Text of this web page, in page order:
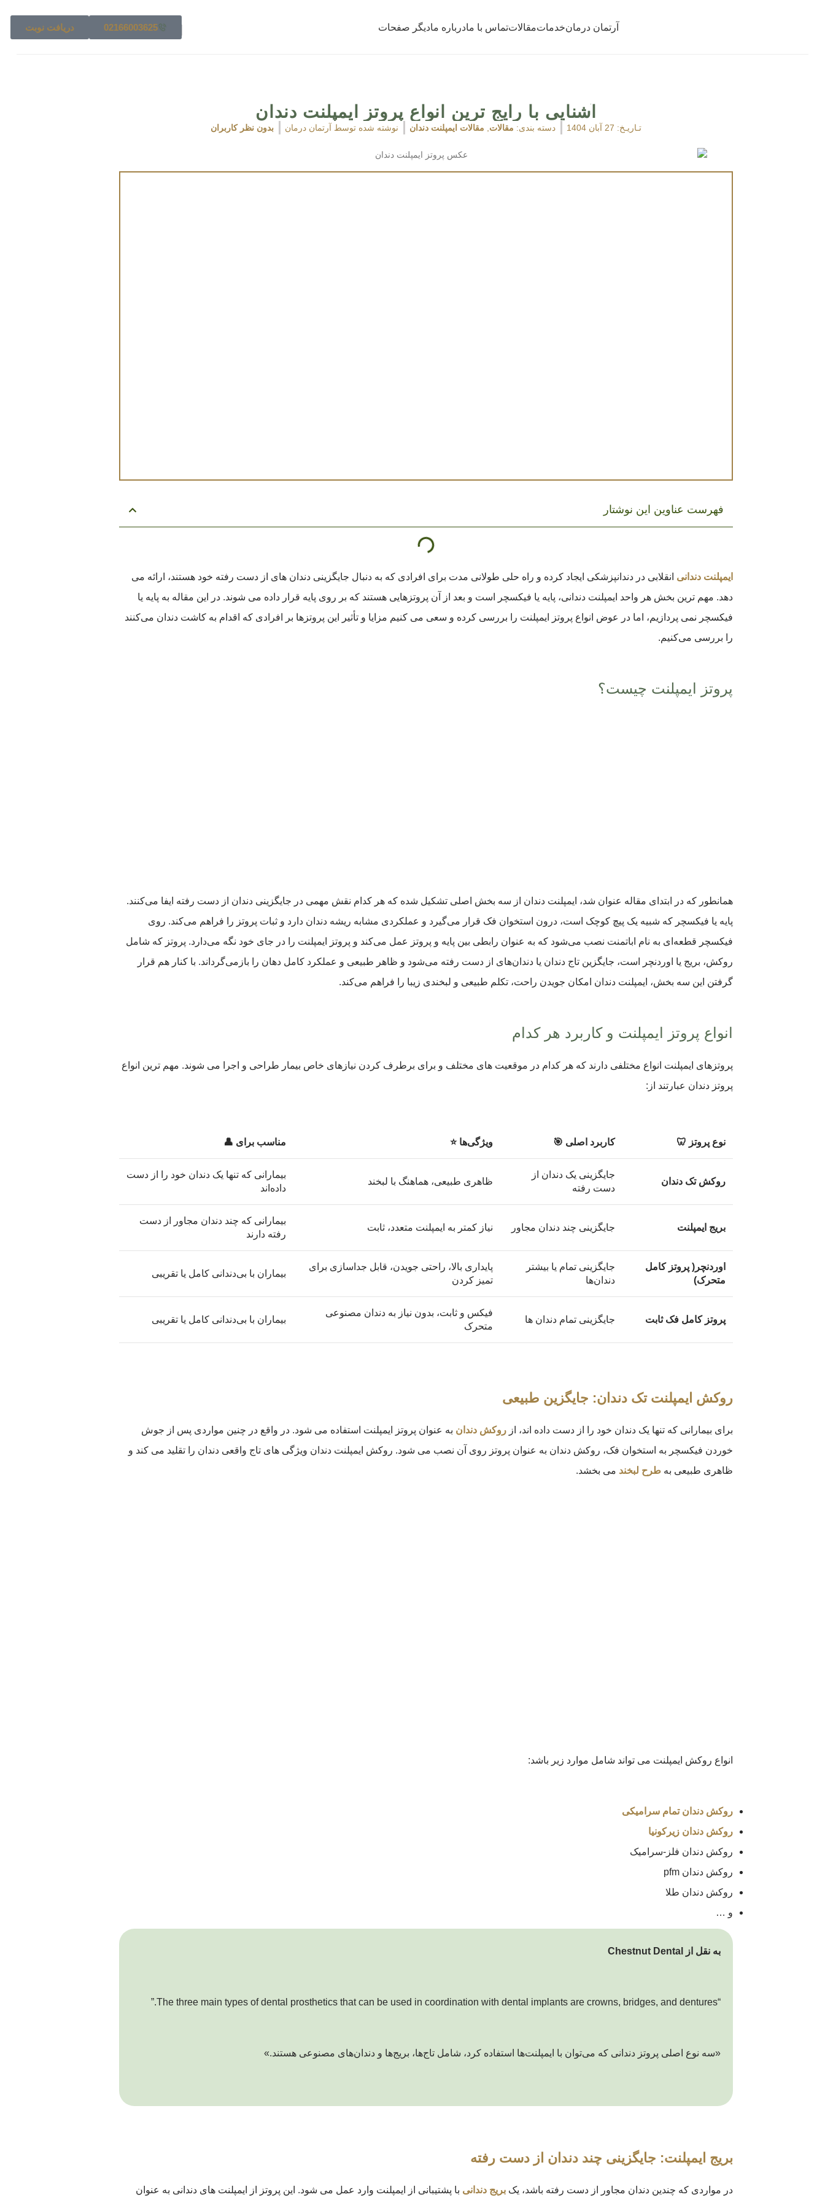
آرتمان درمانخدماتمقالاتتماس با مادرباره مادیگر صفحات 02166003625 دریافت نوبت
آشنایی با رایج ترین انواع پروتز ایمپلنت دندان
تـاریـخ: 27 آبان 1404 دسته بندی: مقالات مقالات ایمپلنت دندان نوشته شده توسط آرتمان درمان بدون نظر کاربران
فهرست عناوین این نوشتار
ایمپلنت دندانی انقلابی در دندانپزشکی ایجاد کرده و راه حلی طولانی مدت برای افرادی که به دنبال جایگزینی دندان های از دست رفته خود هستند، ارائه می
دهد. مهم ترین بخش هر واحد ایمپلنت دندانی، پایه یا فیکسچر است و بعد از آن پروتزهایی هستند که بر روی پایه قرار داده می شوند. در این مقاله به پایه یا
فیکسچر نمی پردازیم، اما در عوض انواع پروتز ایمپلنت را بررسی کرده و سعی می کنیم مزایا و تأثیر این پروتزها بر افرادی که اقدام به کاشت دندان می‌کنند
را بررسی می‌کنیم.
پروتز ایمپلنت چیست؟
همانطور که در ابتدای مقاله عنوان شد، ایمپلنت دندان از سه بخش اصلی تشکیل شده که هر کدام نقش مهمی در جایگزینی دندان از دست رفته ایفا می‌کنند.
پایه یا فیکسچر که شبیه یک پیچ کوچک است، درون استخوان فک قرار می‌گیرد و عملکردی مشابه ریشه دندان دارد و ثبات پروتز را فراهم می‌کند. روی
فیکسچر قطعه‌ای به نام اباتمنت نصب می‌شود که به عنوان رابطی بین پایه و پروتز عمل می‌کند و پروتز ایمپلنت را در جای خود نگه می‌دارد. پروتز که شامل
روکش، بریج یا اوردنچر است، جایگزین تاج دندان یا دندان‌های از دست رفته می‌شود و ظاهر طبیعی و عملکرد کامل دهان را بازمی‌گرداند. با کنار هم قرار
گرفتن این سه بخش، ایمپلنت دندان امکان جویدن راحت، تکلم طبیعی و لبخندی زیبا را فراهم می‌کند.
انواع پروتز ایمپلنت و کاربرد هر کدام
پروتزهای ایمپلنت انواع مختلفی دارند که هر کدام در موقعیت های مختلف و برای برطرف کردن نیازهای خاص بیمار طراحی و اجرا می شوند. مهم ترین انواع
پروتز دندان عبارتند از:
نوع پروتز 🦷 کاربرد اصلی 🎯 ویژگی‌ها ⭐ مناسب برای 👤
روکش تک دندان
جایگزینی یک دندان از
دست رفته
ظاهری طبیعی، هماهنگ با لبخند
بیمارانی که تنها یک دندان خود را از دست
داده‌اند
بریج ایمپلنت جایگزینی چند دندان مجاور نیاز کمتر به ایمپلنت متعدد، ثابت
بیمارانی که چند دندان مجاور از دست
رفته دارند
اوردنچر( پروتز کامل
متحرک)
جایگزینی تمام یا بیشتر
دندان‌ها
پایداری بالا، راحتی جویدن، قابل جداسازی برای
تمیز کردن
بیماران با بی‌دندانی کامل یا تقریبی
پروتز کامل فک ثابت جایگزینی تمام دندان ها
فیکس و ثابت، بدون نیاز به دندان مصنوعی
متحرک
بیماران با بی‌دندانی کامل یا تقریبی
روکش ایمپلنت تک دندان: جایگزین طبیعی
برای بیمارانی که تنها یک دندان خود را از دست داده اند، از روکش دندان به عنوان پروتز ایمپلنت استفاده می شود. در واقع در چنین مواردی پس از جوش
خوردن فیکسچر به استخوان فک، روکش دندان به عنوان پروتز روی آن نصب می شود. روکش ایمپلنت دندان ویژگی های تاج واقعی دندان را تقلید می کند و
ظاهری طبیعی به طرح لبخند می بخشد.
انواع روکش ایمپلنت می تواند شامل موارد زیر باشد:
روکش دندان تمام سرامیکی
روکش دندان زیرکونیا
روکش دندان فلز-سرامیک
روکش دندان pfm
روکش دندان طلا
و …
به نقل از Chestnut Dental
“The three main types of dental prosthetics that can be used in coordination with dental implants are crowns, bridges, and dentures.”
«سه نوع اصلی پروتز دندانی که می‌توان با ایمپلنت‌ها استفاده کرد، شامل تاج‌ها، بریج‌ها و دندان‌های مصنوعی هستند.»
بریج ایمپلنت: جایگزینی چند دندان از دست رفته
در مواردی که چندین دندان مجاور از دست رفته باشد، یک بریج دندانی با پشتیبانی از ایمپلنت وارد عمل می شود. این پروتز از ایمپلنت های دندانی به عنوان